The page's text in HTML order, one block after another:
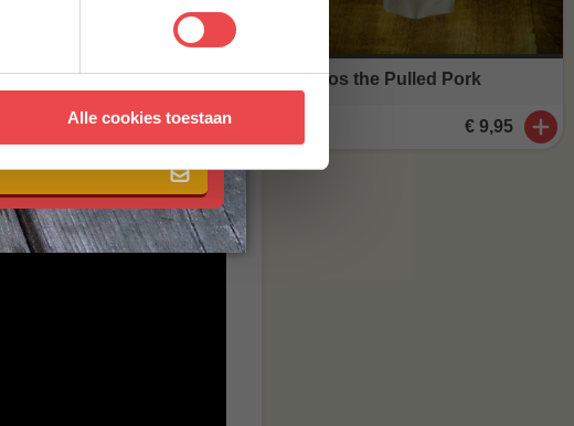
Alle cookies toestaan
maakt.
Noskos the Pulled Pork
€ 9,95